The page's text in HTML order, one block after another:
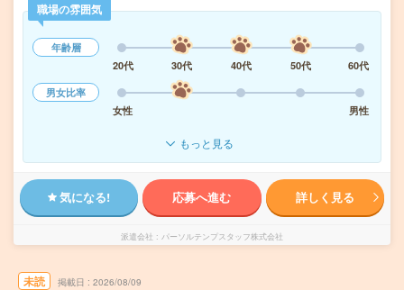
職場の雰囲気
年齢層
20代
30代 40代 50代
60代
男女比率
女性
男性
もっと見る
気になる! 応募へ進む 詳しく見る
派遣会社 パーソルテンプスタッフ株式会社
未読 掲載日 2026/08/09